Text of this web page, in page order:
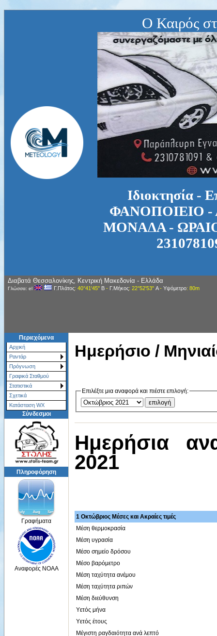
Ο Καιρός
Ιδιοκτησία -
ΦΑΝΟΠΟΙΕΙΟ
ΜΟΝΑΔΑ -
Διαβατά Θεσσαλονίκης, Κεντρική Μακεδονία - Ελλάδα
Γλώσσα: el Γ.Πλάτος: 40°41'45" Β- Γ.Μήκος: 22°52'53" Α- Υψόμετρο: 80m
Περιεχόμενα
Αρχική
Ραντάρ
Πρόγνωση
Γραφικά Σταθμού
Στατιστικά
Σχετικά
Κατάσταση WX
Σύνδεσμοι
Πληροφόρηση
Γραφήματα
Αναφορές NOAA
Ημερήσιο /
Επιλέξτε μια αναφορά και πιέστε επιλογή:
Ημερήσια
2021
1 Οκτώβριος Μέσες και Ακραίες τιμές
Μέση θερμοκρασία
Μέση υγρασία
Μέσο σημείο δρόσου
Μέσο βαρόμετρο
Μέση ταχύτητα ανέμου
Μέση ταχύτητα ριπών
Μέση διεύθυνση
Υετός μήνα
Υετός έτους
Μέγιστη ραγδαιότητα ανά λεπτό